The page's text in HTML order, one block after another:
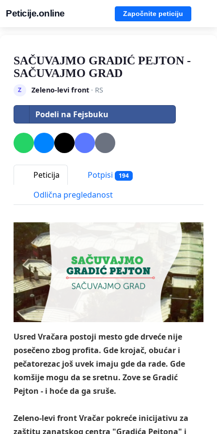
Peticije.online Započnite peticiju
SAČUVAJMO GRADIĆ PEJTON -
SAČUVAJMO GRAD
Z Zeleno-levi front· RS
Podeli na Fejsbuku
Peticija Potpisi 194
Odlična pregledanost
Usred Vračara postoji mesto gde drveće nije
posečeno zbog profita. Gde krojač, obućar i
pečatorezac još uvek imaju gde da rade. Gde
komšije mogu da se sretnu. Zove se Gradić
Pejton - i hoće da ga sruše.
Zeleno-levi front Vračar pokreće inicijativu za
zaštitu zanatskog centra "Gradića Pejtona" i